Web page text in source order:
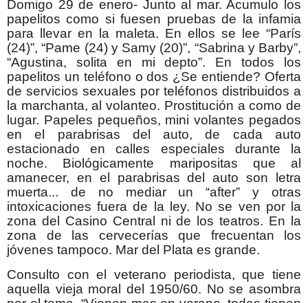
Domigo 29 de enero- Junto al mar. Acumulo los
papelitos como si fuesen pruebas de la infamia
para llevar en la maleta. En ellos se lee “París
(24)”, “Pame (24) y Samy (20)”, “Sabrina y Barby”,
“Agustina, solita en mi depto”. En todos los
papelitos un teléfono o dos ¿Se entiende? Oferta
de servicios sexuales por teléfonos distribuidos a
la marchanta, al volanteo. Prostitución a como de
lugar. Papeles pequeños, mini volantes pegados
en el parabrisas del auto, de cada auto
estacionado en calles especiales durante la
noche. Biológicamente maripositas que al
amanecer, en el parabrisas del auto son letra
muerta... de no mediar un “after” y otras
intoxicaciones fuera de la ley. No se ven por la
zona del Casino Central ni de los teatros. En la
zona de las cervecerías que frecuentan los
jóvenes tampoco. Mar del Plata es grande.
Consulto con el veterano periodista, que tiene
aquella vieja moral del 1950/60. No se asombra